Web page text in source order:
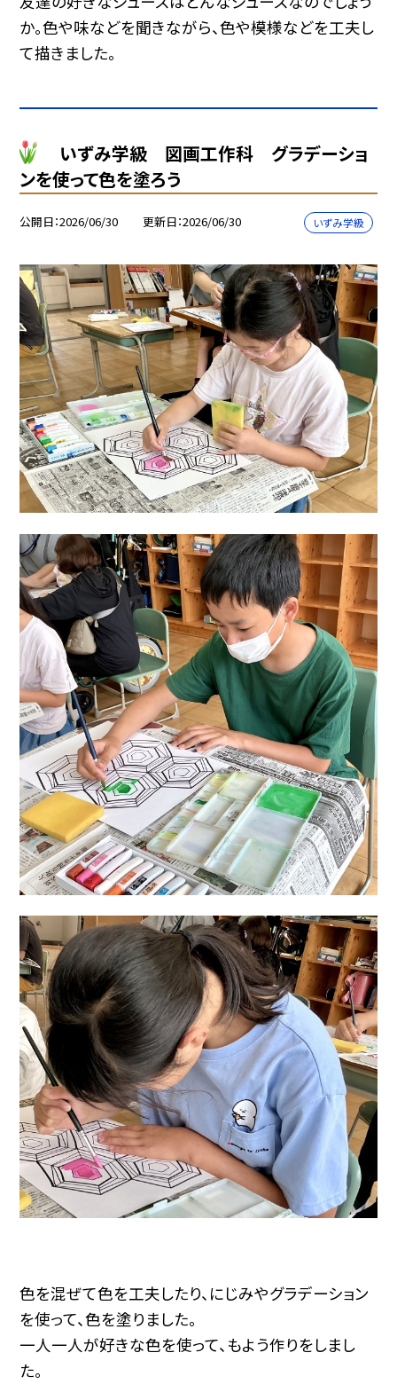
か。色や味などを聞きながら、色や模様などを工夫し
て描きました。
いずみ学級 図画工作科 グラデーショ
ンを使って色を塗ろう
公開日 2026/06/30 更新日 2026/06/30 いずみ学級
色を混ぜて色を工夫したり、にじみやグラデーション
を使って、色を塗りました。
一人一人が好きな色を使って、もよう作りをしまし
た。